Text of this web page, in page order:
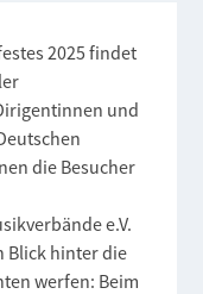
2025 findet
und
die Besucher
e.V.
Blick hinter die
werfen: Beim